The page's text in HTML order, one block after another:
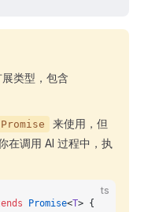
展类型，包含
Promise
来使用，但
在调用 AI 过程中，执
ts
Promise<T> {